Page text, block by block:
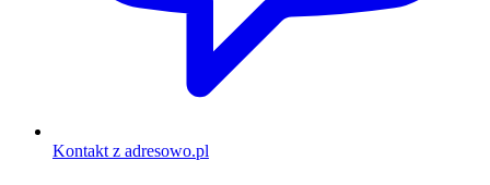
Kontakt z adresowo.pl